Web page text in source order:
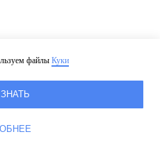
— это
файлы Куки